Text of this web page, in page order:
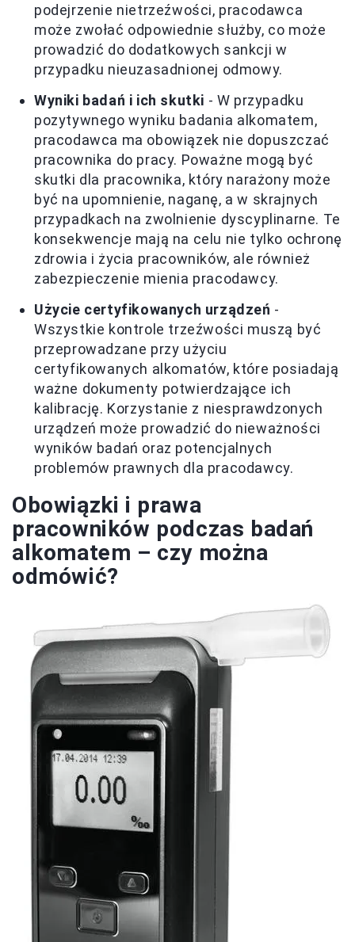
podejrzenie nietrzeźwości, pracodawca
może zwołać odpowiednie służby, co może
prowadzić do dodatkowych sankcji w
przypadku nieuzasadnionej odmowy.
Wyniki badań i ich skutki - W przypadku
pozytywnego wyniku badania alkomatem,
pracodawca ma obowiązek nie dopuszczać
pracownika do pracy. Poważne mogą być
skutki dla pracownika, który narażony może
być na upomnienie, naganę, a w skrajnych
przypadkach na zwolnienie dyscyplinarne. Te
konsekwencje mają na celu nie tylko ochronę
zdrowia i życia pracowników, ale również
zabezpieczenie mienia pracodawcy.
Użycie certyfikowanych urządzeń -
Wszystkie kontrole trzeźwości muszą być
przeprowadzane przy użyciu
certyfikowanych alkomatów, które posiadają
ważne dokumenty potwierdzające ich
kalibrację. Korzystanie z niesprawdzonych
urządzeń może prowadzić do nieważności
wyników badań oraz potencjalnych
problemów prawnych dla pracodawcy.
Obowiązki i prawa
pracowników podczas badań
alkomatem – czy można
odmówić?